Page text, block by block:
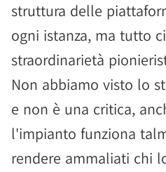
struttura delle
ogni istanza, ma tutto
straordinarietà
Non abbiamo visto lo
e non è una critica,
l'impianto funziona
rendere ammaliati chi